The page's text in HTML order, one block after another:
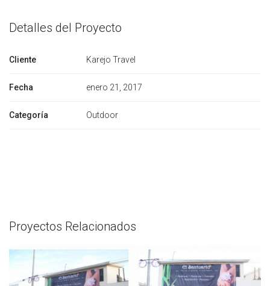
Detalles del Proyecto
Cliente Karejo Travel
Fecha enero 21, 2017
Categoría Outdoor
Proyectos Relacionados